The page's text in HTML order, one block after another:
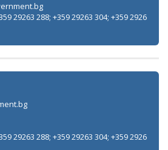
29263 288; +359 29263 304; +359 2926
29263 288; +359 29263 304; +359 2926